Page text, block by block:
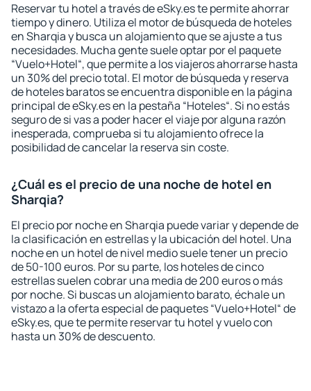
Reservar tu hotel a través de eSky.es te permite ahorrar
tiempo y dinero. Utiliza el motor de búsqueda de hoteles
en Sharqia y busca un alojamiento que se ajuste a tus
necesidades. Mucha gente suele optar por el paquete
“Vuelo+Hotel“, que permite a los viajeros ahorrarse hasta
un 30% del precio total. El motor de búsqueda y reserva
de hoteles baratos se encuentra disponible en la página
principal de eSky.es en la pestaña “Hoteles“. Si no estás
seguro de si vas a poder hacer el viaje por alguna razón
inesperada, comprueba si tu alojamiento ofrece la
posibilidad de cancelar la reserva sin coste.
¿Cuál es el precio de una noche de hotel en
Sharqia?
El precio por noche en Sharqia puede variar y depende de
la clasificación en estrellas y la ubicación del hotel. Una
noche en un hotel de nivel medio suele tener un precio
de 50-100 euros. Por su parte, los hoteles de cinco
estrellas suelen cobrar una media de 200 euros o más
por noche. Si buscas un alojamiento barato, échale un
vistazo a la oferta especial de paquetes “Vuelo+Hotel“ de
eSky.es, que te permite reservar tu hotel y vuelo con
hasta un 30% de descuento.